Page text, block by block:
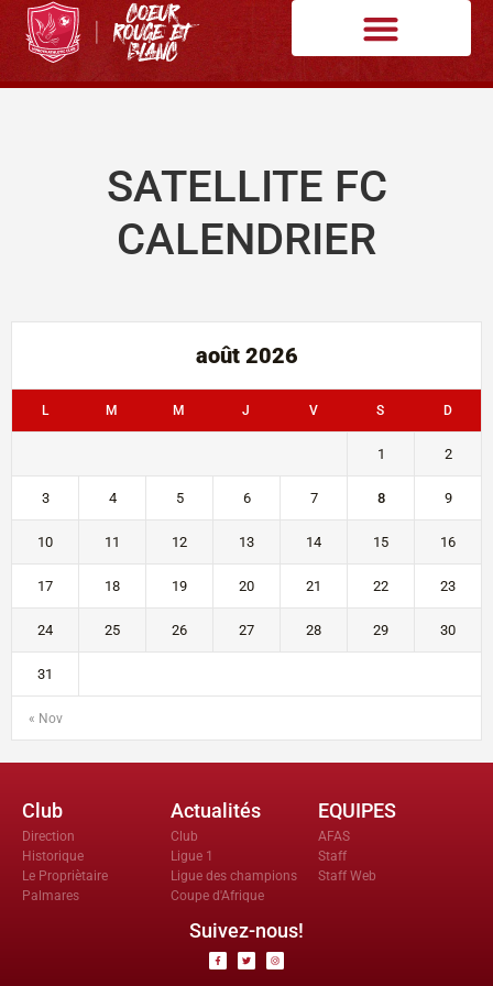
SATELLITE FC
CALENDRIER
août 2026
L M M J V S D
« Nov
1 2
3 4 5 6 7 8 9
10 11 12 13 14 15 16
17 18 19 20 21 22 23
24 25 26 27 28 29 30
31
Club
Direction
Historique
Le Propriètaire
Palmares
Actualités
Club
Ligue 1
Ligue des champions
Coupe d'Afrique
EQUIPES
AFAS
Staff
Staff Web
Suivez-nous!